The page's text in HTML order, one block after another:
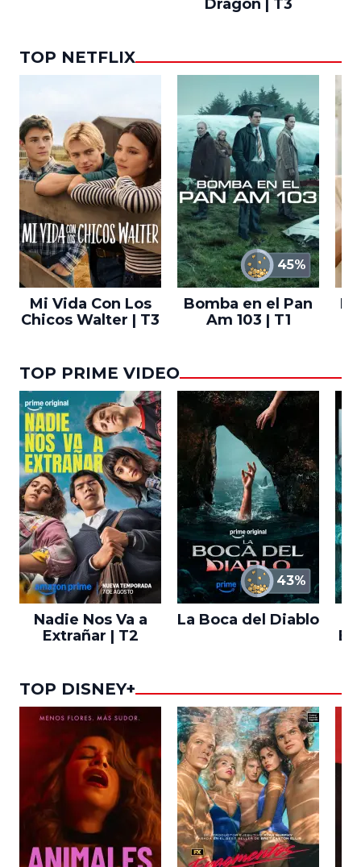
Dragón | T3
TOP NETFLIX
Mi Vida Con Los
Chicos Walter | T3
45%
Bomba en el Pan
Am 103 | T1
El
TOP PRIME VIDEO
Nadie Nos Va a
Extrañar | T2
43%
La Boca del Diablo
TOP DISNEY+